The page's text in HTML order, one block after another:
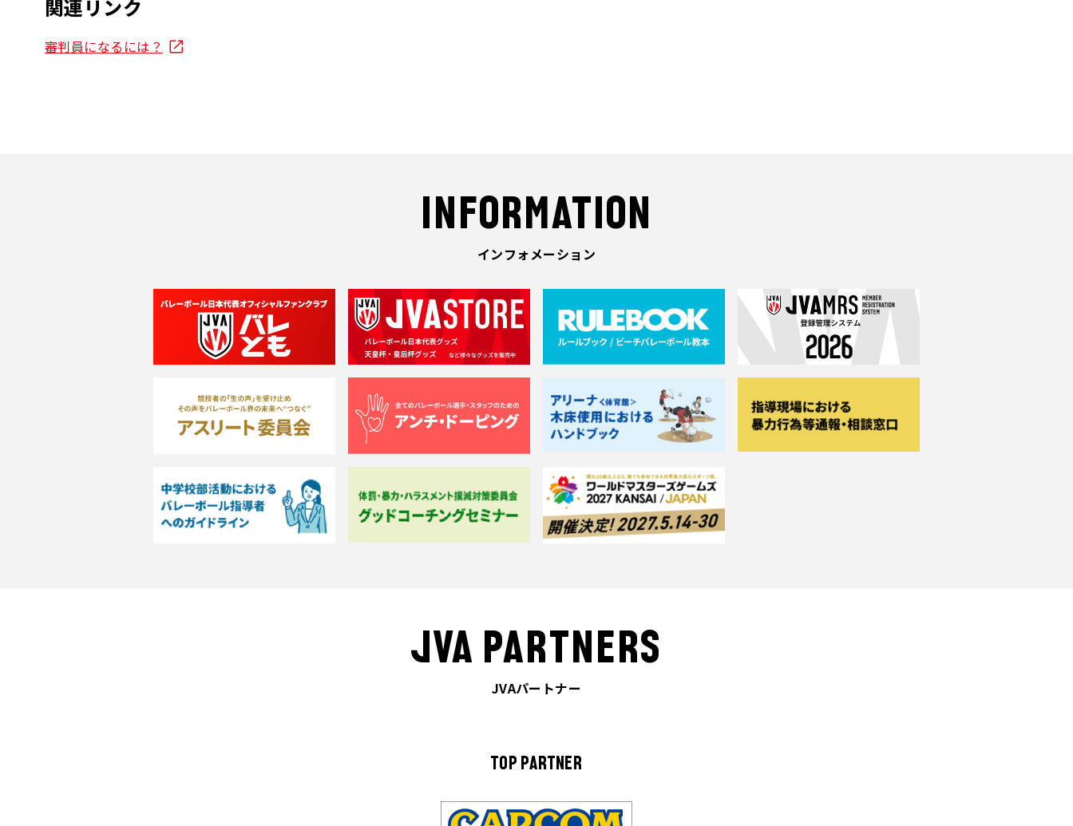
関連リンク
審判員になるには？
INFORMATION
インフォメーション
JVA PARTNERS
JVAパートナー
TOP PARTNER